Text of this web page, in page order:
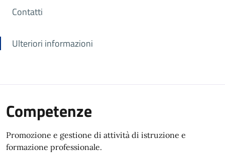
Contatti
Ulteriori informazioni
Competenze
Promozione e gestione di attività di istruzione e
formazione professionale.